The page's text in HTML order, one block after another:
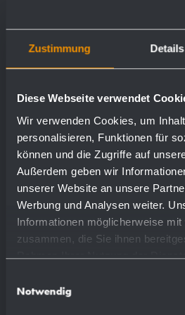
Zustimmung Details
Diese Webseite verwendet
Wir verwenden Cookies, um
personalisieren, Funktionen für
können und die Zugriffe auf
Außerdem geben wir
unserer Website an unsere
Werbung und Analysen weiter.
Informationen möglicherweise
zusammen, die Sie ihnen
Rahmen Ihrer Nutzung der
Notwendig
Poids (en kg): 1.6
Surfaces disponibles
laiton chromé